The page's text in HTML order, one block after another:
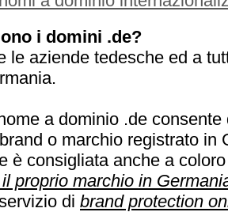
i domini .de?
le aziende tedesche ed a
a dominio .de consente
o marchio registrato in
è consigliata anche a
proprio marchio in
di brand protection